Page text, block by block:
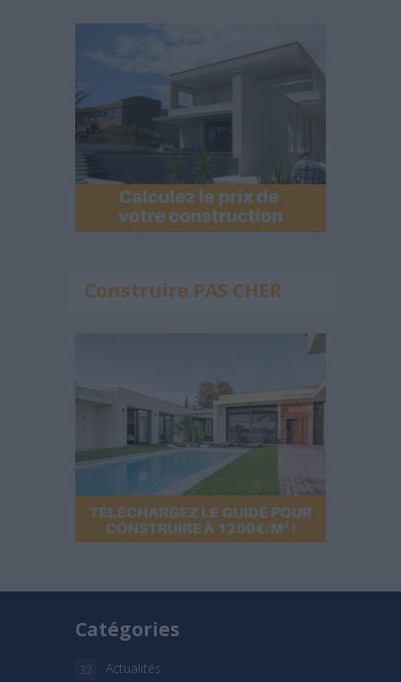
Construire PAS CHER
Catégories
Actualités
32